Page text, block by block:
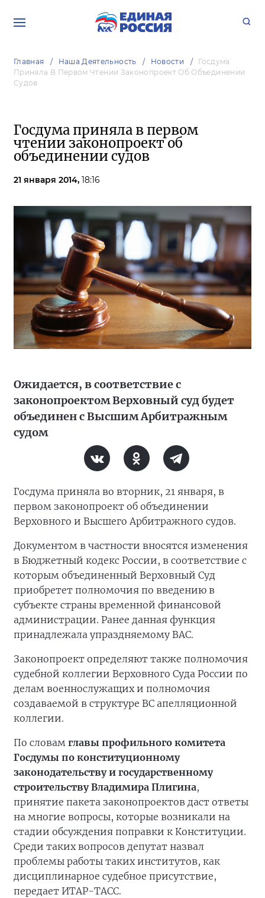
Главная Наша Деятельность Новости
Госдума
Приняла В Первом Чтении Законопроект Об Объединении
Судов
Госдума приняла в первом
чтении законопроект об
объединении судов
21 января 2014, 18:16
Ожидается, в соответствие с
законопроектом Верховный суд будет
объединен с Высшим Арбитражным
судом
Госдума приняла во вторник, 21 января, в
первом законопроект об объединении
Верховного и Высшего Арбитражного судов.
Документом в частности вносятся изменения
в Бюджетный кодекс России, в соответствие с
которым объединенный Верховный Суд
приобретет полномочия по введению в
субъекте страны временной финансовой
администрации. Ранее данная функция
принадлежала упраздняемому ВАС.
Законопроект определяют также полномочия
судебной коллегии Верховного Суда России по
делам военнослужащих и полномочия
создаваемой в структуре ВС апелляционной
коллегии.
По словам главы профильного комитета
Госдумы по конституционному
законодательству и государственному
строительству Владимира Плигина,
принятие пакета законопроектов даст ответы
на многие вопросы, которые возникали на
стадии обсуждения поправки к Конституции.
Среди таких вопросов депутат назвал
проблемы работы таких институтов, как
дисциплинарное судебное присутствие,
передает ИТАР-ТАСС.